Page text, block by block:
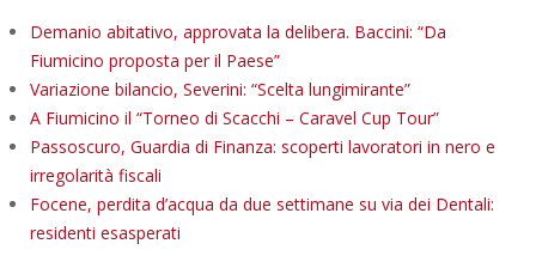
Demanio abitativo, approvata la delibera. Baccini: “Da
Fiumicino proposta per il Paese”
Variazione bilancio, Severini: “Scelta lungimirante”
A Fiumicino il “Torneo di Scacchi – Caravel Cup Tour”
Passoscuro, Guardia di Finanza: scoperti lavoratori in nero e
irregolarità fiscali
Focene, perdita d’acqua da due settimane su via dei Dentali:
residenti esasperati